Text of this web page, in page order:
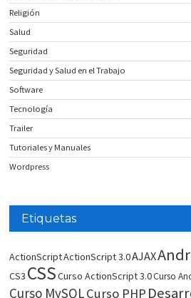
Religión
Salud
Seguridad
Seguridad y Salud en el Trabajo
Software
Tecnología
Trailer
Tutoriales y Manuales
Wordpress
Etiquetas
ActionScriptActionScript 3.0AJAX
CS3 CSSCurso ActionScript 3.0Curso
Curso MySQLCurso PHP